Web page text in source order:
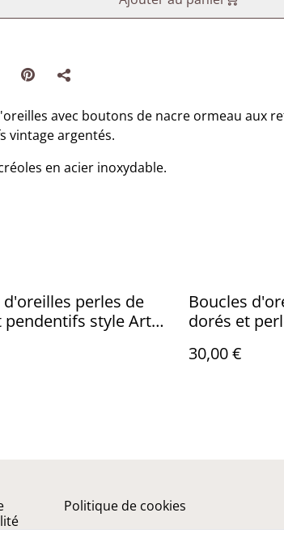
avec boutons de nacre ormeau aux
vintage argentés.
en acier inoxydable.
d'oreilles perles de
pendentifs style Art
Boucles
dorés et
30,00 €
Politique de cookies